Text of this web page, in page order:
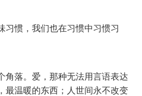
习惯，我们也在习惯中习惯习
角落。爱，那种无法用言语表达
最温暖的东西；人世间永不改变